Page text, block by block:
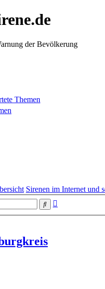
der Bevölkerung
Themen
Sirenen im Internet und
Suche